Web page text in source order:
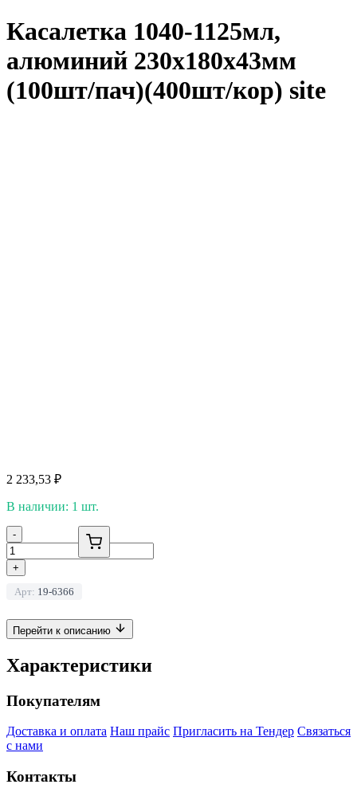
Касалетка 1040-1125мл,
алюминий 230х180х43мм
(100шт/пач)(400шт/кор) site
2 233,53 ₽
В наличии: 1 шт.
-
+
Арт: 19-6366
Перейти к описанию
Характеристики
Покупателям
Доставка и оплата Наш прайс Пригласить на Тендер Связаться
с нами
Контакты